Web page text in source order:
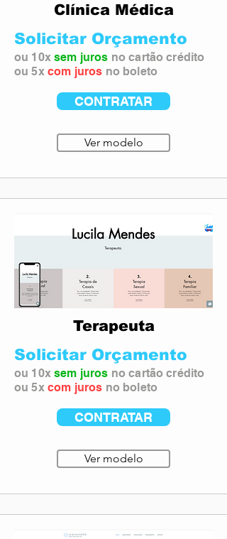
Clínica Médica
Solicitar Orçamento
ou 10xsem juros no cartão crédito
ou 5x com juros no boleto
CONTRATAR
Ver modelo
Terapeuta
Solicitar Orçamento
ou 10xsem juros no cartão crédito
ou 5x com juros no boleto
CONTRATAR
Ver modelo